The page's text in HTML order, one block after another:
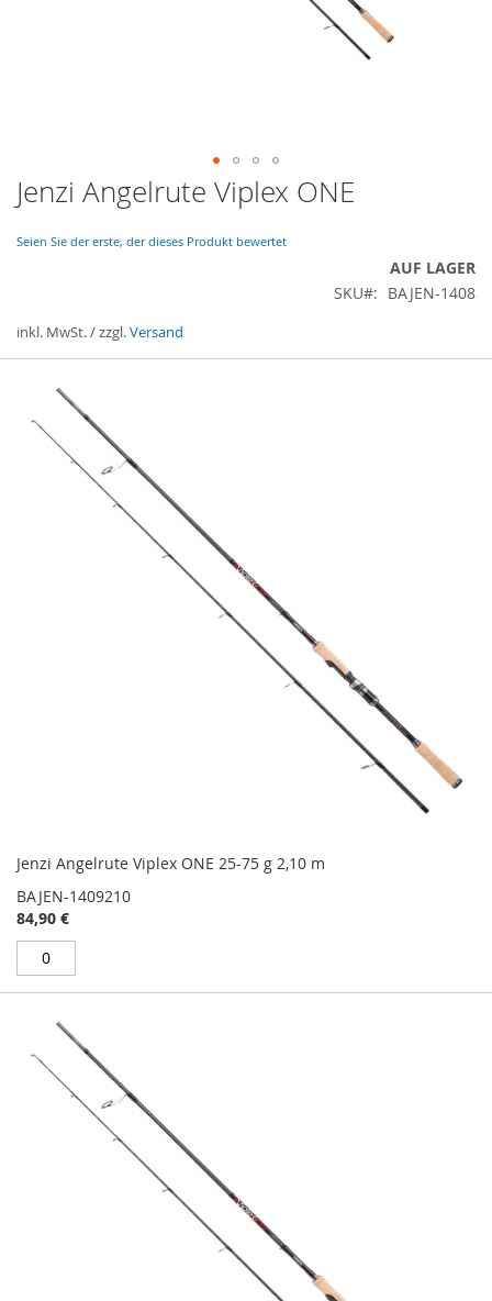
Zum
Anfang
Bildergalerie
Jenzi Angelrute Viplex ONE
Seien Sie der erste, der dieses Produkt bewertet
AUF LAGER
SKU
BAJEN-1408
inkl. MwSt. / zzgl.Versand
Produkte
Artikel
Jenzi Angelrute Viplex ONE 25-75 g 2,10 m
BAJEN-1409210
84,90 €